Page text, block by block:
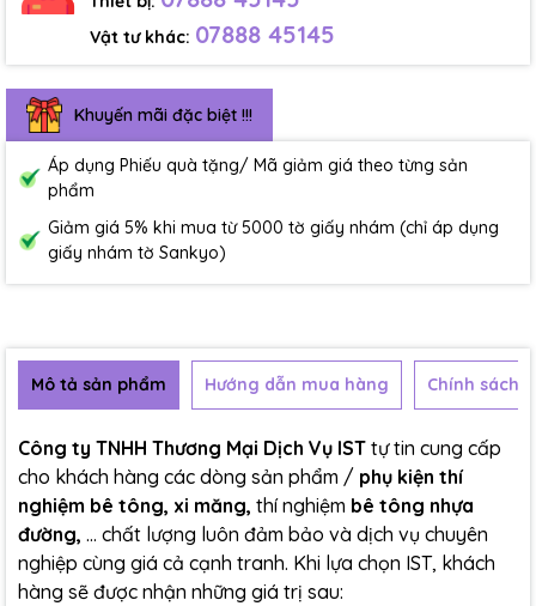
Vật tư khác: 07888 45145
Khuyến mãi đặc biệt !!!
Áp dụng Phiếu quà tặng/ Mã giảm giá theo từng sản
phẩm
Giảm giá 5% khi mua từ 5000 tờ giấy nhám (chỉ áp dụng
giấy nhám tờ Sankyo)
Mô tả sản phẩm Hướng dẫn mua hàng Chính sách
Công ty TNHH Thương Mại Dịch Vụ IST tự tin cung cấp
cho khách hàng các dòng sản phẩm / phụ kiện thí
nghiệm bê tông, xi măng, thí nghiệm bê tông nhựa
đường, ... chất lượng luôn đảm bảo và dịch vụ chuyên
nghiệp cùng giá cả cạnh tranh. Khi lựa chọn IST, khách
hàng sẽ được nhận những giá trị sau: